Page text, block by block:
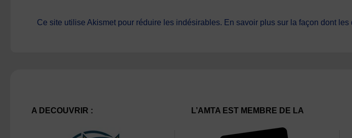
Ce site utilise Akismet pour réduire les indésirables. En savoir plus sur la façon dont
A DECOUVRIR : L’AMTA EST MEMBRE DE LA